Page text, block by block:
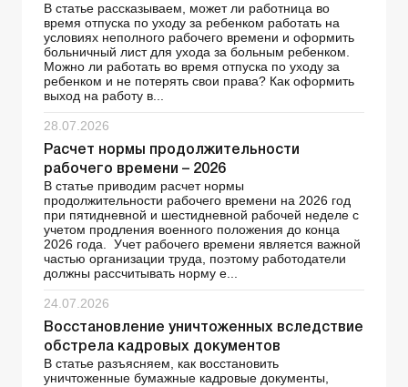
В статье рассказываем, может ли работница во
время отпуска по уходу за ребенком работать на
условиях неполного рабочего времени и оформить
больничный лист для ухода за больным ребенком.
Можно ли работать во время отпуска по уходу за
ребенком и не потерять свои права? Как оформить
выход на работу в...
28.07.2026
Расчет нормы продолжительности
рабочего времени – 2026
В статье приводим расчет нормы
продолжительности рабочего времени на 2026 год
при пятидневной и шестидневной рабочей неделе с
учетом продления военного положения до конца
2026 года. Учет рабочего времени является важной
частью организации труда, поэтому работодатели
должны рассчитывать норму е...
24.07.2026
Восстановление уничтоженных вследствие
обстрела кадровых документов
В статье разъясняем, как восстановить
уничтоженные бумажные кадровые документы,